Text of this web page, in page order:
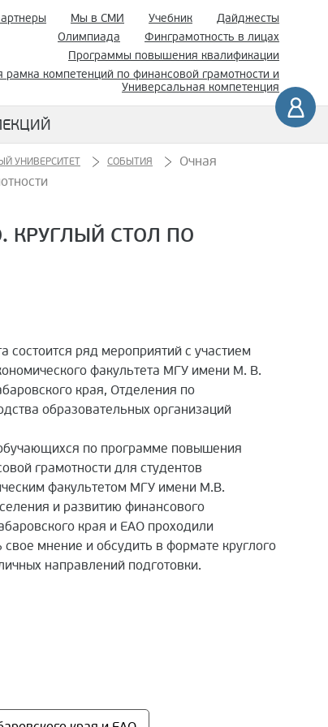
Мы в СМИ Учебник
Дайджесты
Олимпиада
Финграмотность в лицах
Программы повышения квалификации
рамка компетенций по финансовой грамотности и
Универсальная компетенция
УНИВЕРСИТЕТ СОБЫТИЯ
Очная
КРУГЛЫЙ СТОЛ ПО
состоится ряд мероприятий с участием
факультета МГУ имени М. В.
края, Отделения по
образовательных организаций
по программе повышения
грамотности для студентов
факультетом МГУ имени М.В.
и развитию финансового
края и ЕАО проходили
мнение и обсудить в формате круглого
направлений подготовки.